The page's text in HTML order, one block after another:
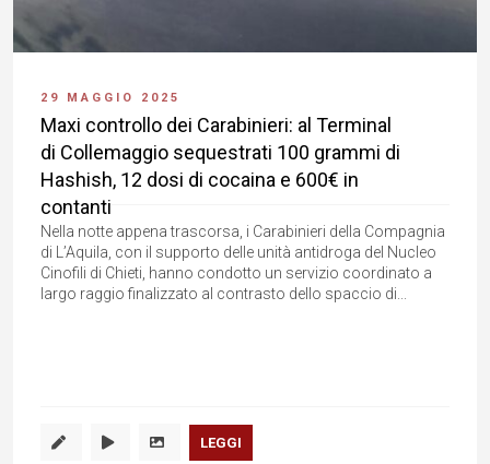
29 MAGGIO 2025
Maxi controllo dei Carabinieri: al Terminal
di Collemaggio sequestrati 100 grammi di
Hashish, 12 dosi di cocaina e 600€ in
contanti
Nella notte appena trascorsa, i Carabinieri della Compagnia
di L’Aquila, con il supporto delle unità antidroga del Nucleo
Cinofili di Chieti, hanno condotto un servizio coordinato a
largo raggio finalizzato al contrasto dello spaccio di...
LEGGI